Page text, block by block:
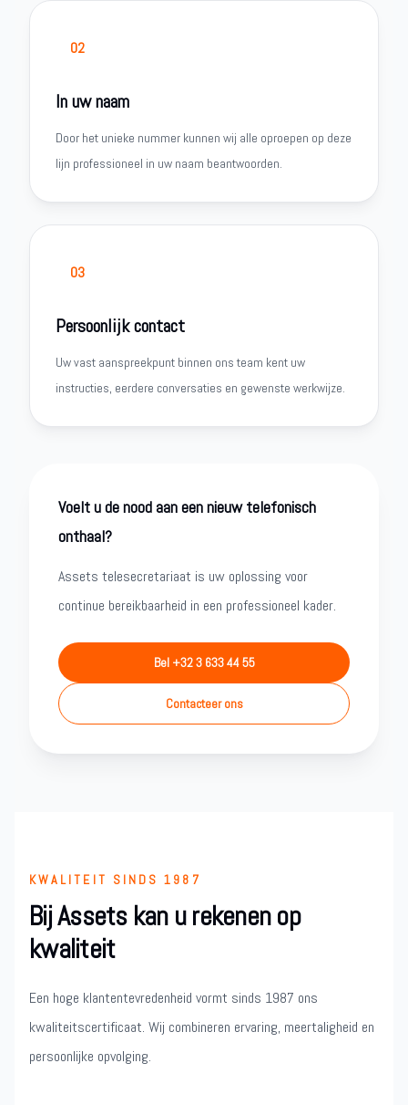
02
In uw naam
Door het unieke nummer kunnen wij alle oproepen op deze
lijn professioneel in uw naam beantwoorden.
03
Persoonlijk contact
Uw vast aanspreekpunt binnen ons team kent uw
instructies, eerdere conversaties en gewenste werkwijze.
Voelt u de nood aan een nieuw telefonisch
onthaal?
Assets telesecretariaat is uw oplossing voor
continue bereikbaarheid in een professioneel kader.
Bel +32 3 633 44 55
Contacteer ons
KWALITEIT SINDS 1987
Bij Assets kan u rekenen op
kwaliteit
Een hoge klantentevredenheid vormt sinds 1987 ons
kwaliteitscertificaat. Wij combineren ervaring, meertaligheid en
persoonlijke opvolging.